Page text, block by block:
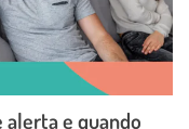
alerta e quando